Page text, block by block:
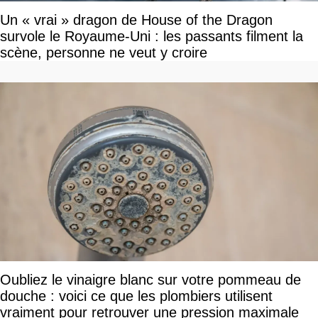
Un « vrai » dragon de House of the Dragon
survole le Royaume-Uni : les passants filment la
scène, personne ne veut y croire
Oubliez le vinaigre blanc sur votre pommeau de
douche : voici ce que les plombiers utilisent
vraiment pour retrouver une pression maximale